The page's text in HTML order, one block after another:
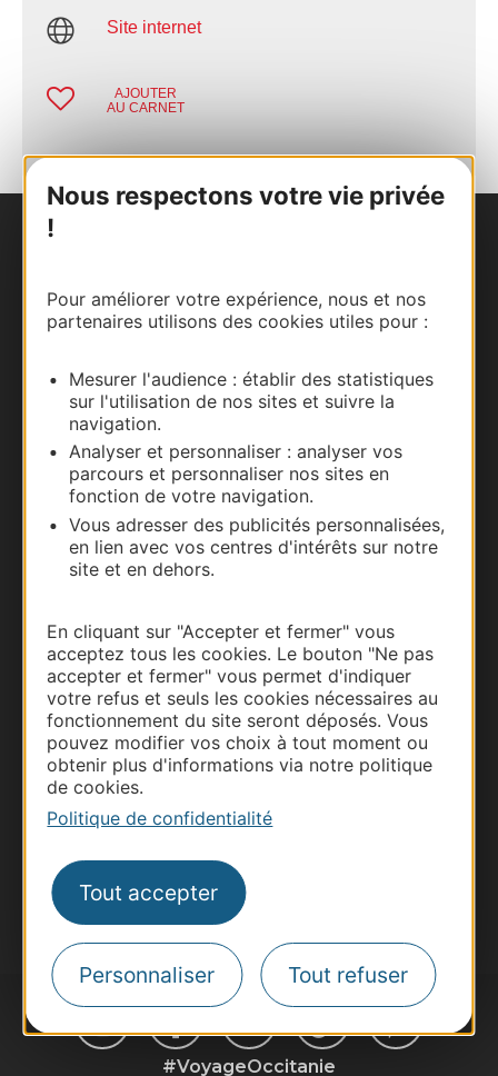
Nous respectons votre vie privée
!
Pour améliorer votre expérience, nous et nos
partenaires utilisons des cookies utiles pour :
Mesurer l'audience : établir des statistiques
sur l'utilisation de nos sites et suivre la
navigation.
Analyser et personnaliser : analyser vos
parcours et personnaliser nos sites en
fonction de votre navigation.
Vous adresser des publicités personnalisées,
en lien avec vos centres d'intérêts sur notre
site et en dehors.
En cliquant sur "Accepter et fermer" vous
acceptez tous les cookies. Le bouton "Ne pas
accepter et fermer" vous permet d'indiquer
votre refus et seuls les cookies nécessaires au
fonctionnement du site seront déposés. Vous
pouvez modifier vos choix à tout moment ou
obtenir plus d'informations via notre politique
de cookies.
Politique de confidentialité
Tout accepter
Personnaliser Tout refuser
Site internet
AJOUTER
AU CARNET
Carte interactive
Thermalisme
Business/Mice
Pros d'Occitanie
Site presse et d'influence
Voyagistes
Destination Sport
Inscrivez-vous à la lettre d'information
suggestions de séjours, de visites et de sorties.
Je m'abonne
#VoyageOccitanie